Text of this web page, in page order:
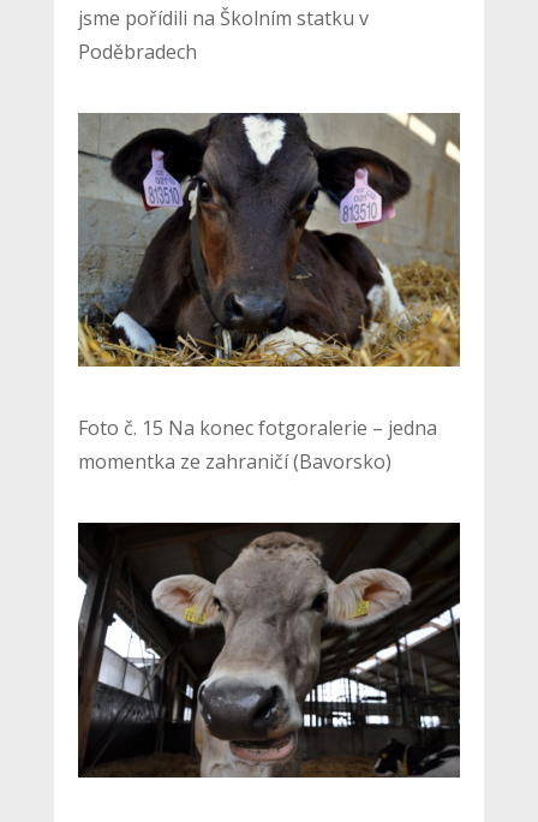
jsme pořídili na Školním statku v
Poděbradech
Foto č. 15 Na konec fotgoralerie – jedna
momentka ze zahraničí (Bavorsko)